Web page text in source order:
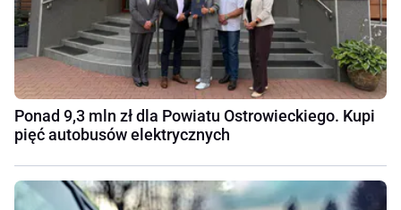
Ponad 9,3 mln zł dla Powiatu Ostrowieckiego. Kupi
pięć autobusów elektrycznych